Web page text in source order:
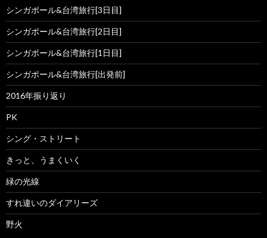
シンガポール&台湾旅行[3日目]
シンガポール&台湾旅行[2日目]
シンガポール&台湾旅行[1日目]
シンガポール&台湾旅行[出発前]
2016年振り返り
PK
シング・ストリート
きっと、うまくいく
緑の光線
すれ違いのダイアリーズ
野火